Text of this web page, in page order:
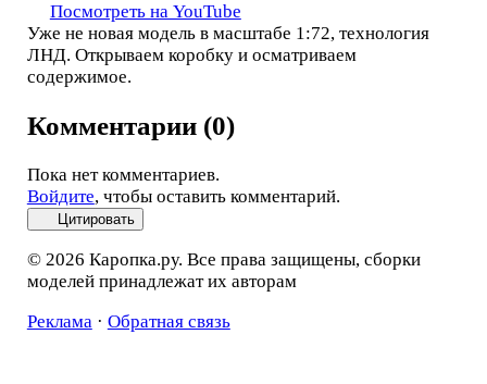
Посмотреть на YouTube
Уже не новая модель в масштабе 1:72, технология
ЛНД. Открываем коробку и осматриваем
содержимое.
Комментарии (0)
Пока нет комментариев.
Войдите, чтобы оставить комментарий.
Цитировать
© 2026 Каропка.ру. Все права защищены, сборки
моделей принадлежат их авторам
Реклама · Обратная связь